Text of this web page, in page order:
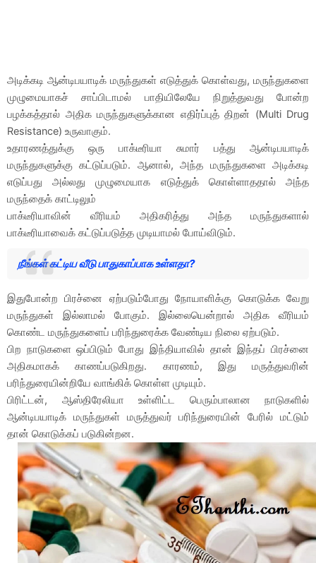
அடிக்கடி ஆன்டிபயாடிக் மருந்துகள் எடுத்துக் கொள்வது, மருந்துகளை
முழுமையாகச் சாப்பிடாமல் பாதியிலேயே நிறுத்துவது போன்ற
பழக்கத்தால் அதிக மருந்துகளுக்கான எதிர்ப்புத் திறன் (Multi Drug
Resistance) உருவாகும்.
உதாரணத்துக்கு ஒரு பாக்டீரியா சுமார் பத்து ஆன்டிபயாடிக்
மருந்துகளுக்கு கட்டுப்படும். ஆனால், அந்த மருந்துகளை அடிக்கடி
எடுப்பது அல்லது முழுமையாக எடுத்துக் கொள்ளாததால் அந்த
மருந்தைக் காட்டிலும்
பாக்டீரியாவின் வீரியம் அதிகரித்து அந்த மருந்துகளால்
பாக்டீரியாவைக் கட்டுப்படுத்த முடியாமல் போய்விடும்.
நீங்கள் கட்டிய வீடு பாதுகாப்பாக உள்ளதா?
இதுபோன்ற பிரச்னை ஏற்படும்போது நோயாளிக்கு கொடுக்க வேறு
மருந்துகள் இல்லாமல் போகும். இல்லையென்றால் அதிக வீரியம்
கொண்ட மருந்துகளைப் பரிந்துரைக்க வேண்டிய நிலை ஏற்படும்.
பிற நாடுகளை ஒப்பிடும் போது இந்தியாவில் தான் இந்தப் பிரச்னை
அதிகமாகக் காணப்படுகிறது. காரணம், இது மருத்துவரின்
பரிந்துரையின்றியே வாங்கிக் கொள்ள முடியும்.
பிரிட்டன், ஆஸ்திரேலியா உள்ளிட்ட பெரும்பாலான நாடுகளில்
ஆன்டிபயாடிக் மருந்துகள் மருத்துவர் பரிந்துரையின் பேரில் மட்டும்
தான் கொடுக்கப் படுகின்றன.